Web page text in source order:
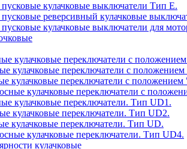
кулачковые выключатели Тип E.
реверсивный кулачковые
кулачковые выключатели для
кулачковые переключатели с
кулачковые переключатели с
кулачковые переключатели с
кулачковые переключатели с
кулачковые переключатели. Тип UD1.
кулачковые переключатели. Тип UD2.
кулачковые переключатели. Тип UD.
кулачковые переключатели. Тип UD4.
кулачковые